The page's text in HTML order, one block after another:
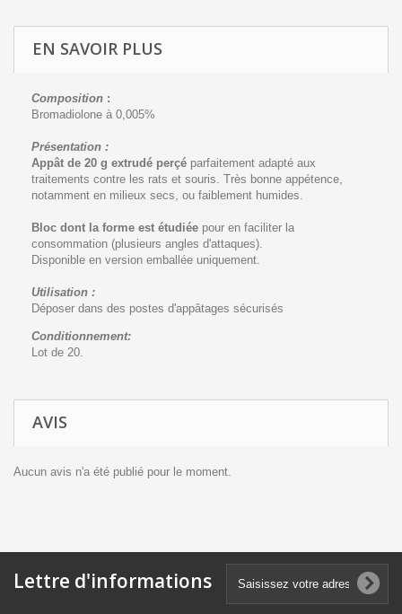
EN SAVOIR PLUS
Composition :
Bromadiolone à 0,005%
Présentation :
Appât de 20 g extrudé perçé parfaitement adapté aux
traitements contre les rats et souris. Très bonne appétence,
notamment en milieux secs, ou faiblement humides.
Bloc dont la forme est étudiée pour en faciliter la
consommation (plusieurs angles d'attaques).
Disponible en version emballée uniquement.
Utilisation :
Déposer dans des postes d'appâtages sécurisés
Conditionnement:
Lot de 20.
AVIS
Aucun avis n'a été publié pour le moment.
Lettre d'informations